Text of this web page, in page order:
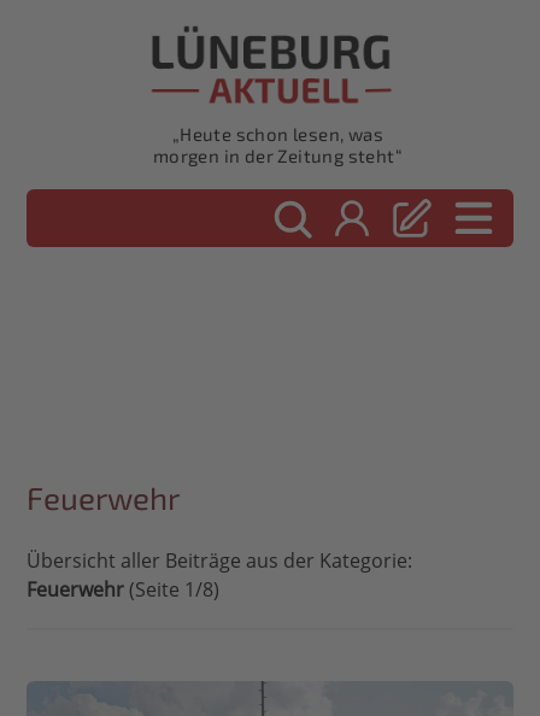
„Heute schon lesen, was
morgen in der Zeitung steht“
Feuerwehr
Übersicht aller Beiträge aus der Kategorie:
Feuerwehr(Seite 1/8)